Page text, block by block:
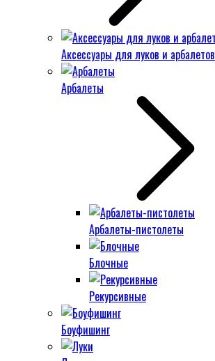
Аксессуары для луков и арбалетов
Арбалеты
Арбалеты-пистолеты
Блочные
Рекурсивные
Боуфишинг